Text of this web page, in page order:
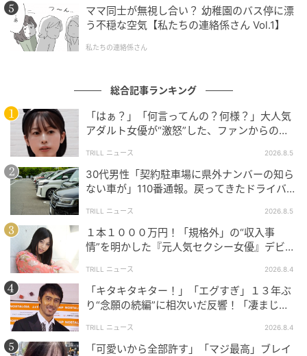
ママ同士が無視し合い？ 幼稚園のバス停に漂
う不穏な空気【私たちの連絡係さん Vol.1】
私たちの連絡係さん
総合記事ランキング
「はぁ？」「何言ってんの？何様？」大人気
アダルト女優が“激怒”した、ファンからの
TRILL ニュース 2026.8.5
30代男性「契約駐車場に県外ナンバーの知ら
ない車が」110番通報。戻ってきたドライバー
TRILL ニュース 2026.8.5
１本１０００万円！「規格外」の“収入事
情”を明かした『元人気セクシー女優』デビュ
TRILL ニュース 2026.8.4
「キタキタキター！」「エグすぎ」１３年ぶ
り“念願の続編”に相次いだ反響！「凄まじく
TRILL ニュース 2026.8.4
「可愛いから全部許す」「マジ最高」ブレイ